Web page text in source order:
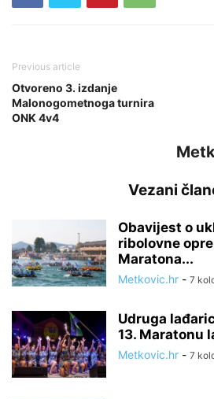
Previous article
Otvoreno 3. izdanje
Malonogometnoga turnira
ONK 4v4
Vezani
Obavijest o
ribolovne
Maratona...
Metkovic.hr - 7
Udruga
13. Maratonu
Metkovic.hr - 7